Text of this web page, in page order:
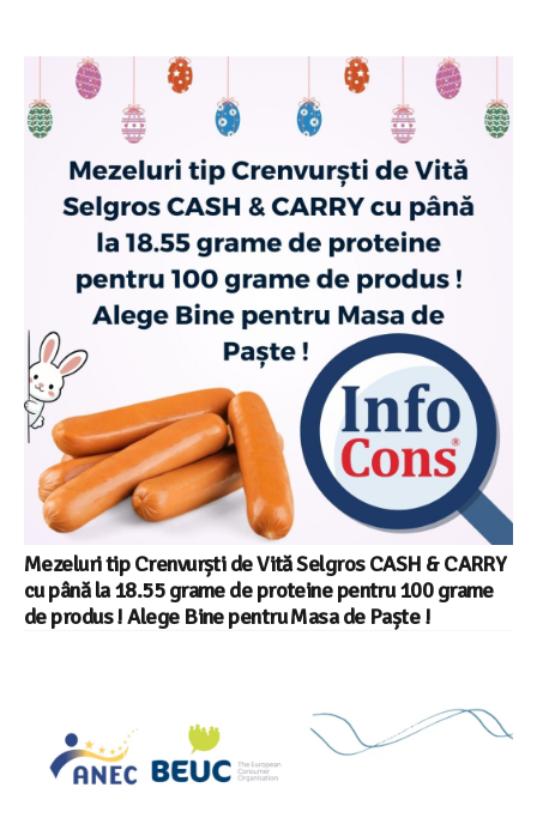
Mezeluri tip Crenvurști de Vită Selgros CASH & CARRY
cu până la 18.55 grame de proteine pentru 100 grame
de produs ! Alege Bine pentru Masa de Paște !